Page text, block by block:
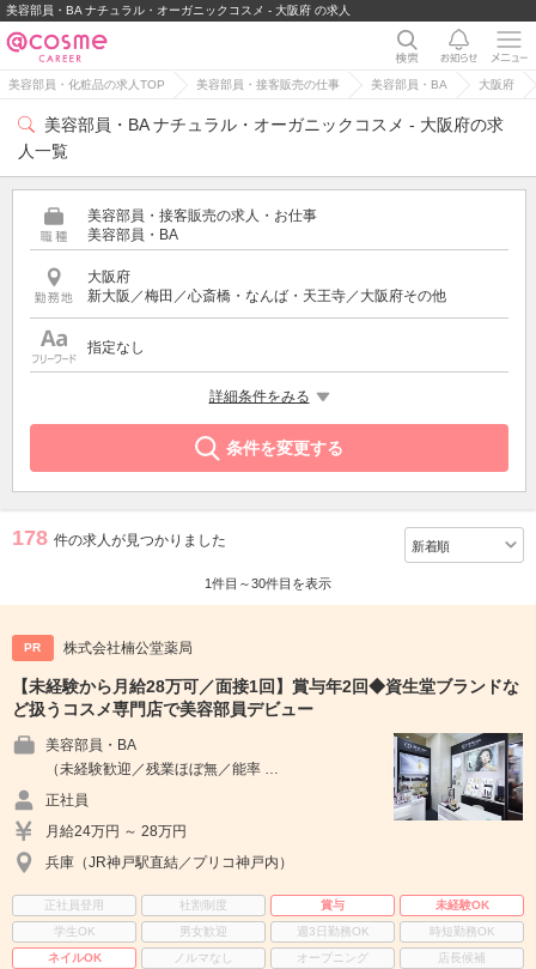
美容部員・BA ナチュラル・オーガニックコスメ - 大阪府 の求人
美容部員・化粧品の求人TOP 美容部員・接客販売の仕事 美容部員・BA 大阪府
美容部員・BA ナチュラル・オーガニックコスメ - 大阪府の求
人一覧
美容部員・接客販売の求人・お仕事
美容部員・BA
大阪府
新大阪／梅田／心斎橋・なんば・天王寺／大阪府その他
指定なし
詳細条件をみる
条件を変更する
178 件の求人が見つかりました
1件目～30件目を表示
PR 株式会社楠公堂薬局
【未経験から月給28万可／面接1回】賞与年2回◆資生堂ブランドな
ど扱うコスメ専門店で美容部員デビュー
美容部員・BA
（未経験歓迎／残業ほぼ無／能率 …
正社員
月給24万円 ～ 28万円
兵庫（JR神戸駅直結／プリコ神戸内）
正社員登用 社割制度 賞与
未経験OK
学生OK
男女歓迎 週3日勤務OK
時短勤務OK
ネイルOK
ノルマなし オープニング
店長候補